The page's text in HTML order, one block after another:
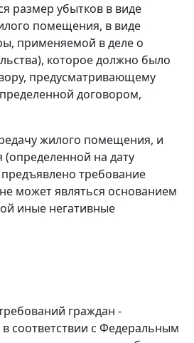
размер убытков в виде
помещения, в виде
применяемой в деле о
которое должно было
предусматривающему
договором,
жилого помещения, и
на дату
требование
может являться основанием
иные негативные
граждан -
соответствии с Федеральным